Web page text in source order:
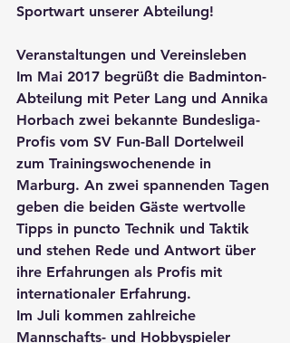
Sportwart unserer Abteilung!
Veranstaltungen und Vereinsleben
Im Mai 2017 begrüßt die Badminton-
Abteilung mit Peter Lang und Annika
Horbach zwei bekannte Bundesliga-
Profis vom SV Fun-Ball Dortelweil
zum Trainingswochenende in
Marburg. An zwei spannenden Tagen
geben die beiden Gäste wertvolle
Tipps in puncto Technik und Taktik
und stehen Rede und Antwort über
ihre Erfahrungen als Profis mit
internationaler Erfahrung.
Im Juli kommen zahlreiche
Mannschafts- und Hobbyspieler